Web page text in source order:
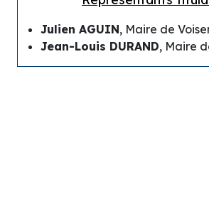
Julien AGUIN, Maire de
Jean-Louis DURAND, Maire